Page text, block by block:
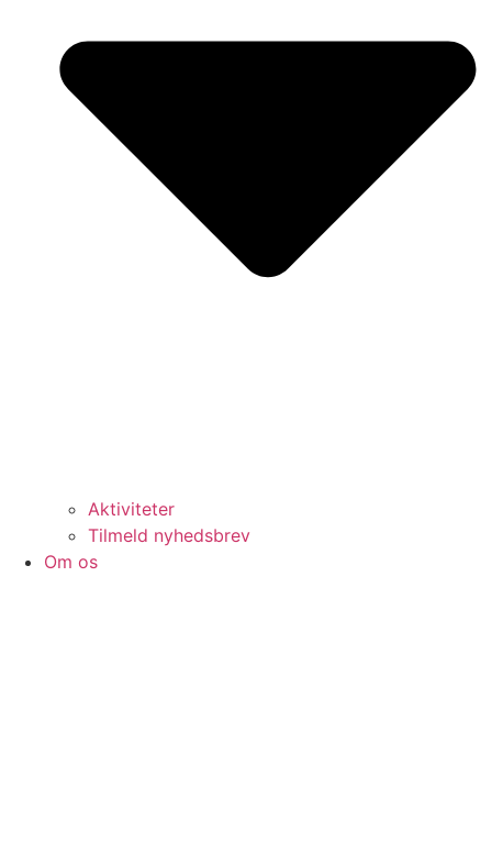
Aktiviteter
Tilmeld nyhedsbrev
Om os